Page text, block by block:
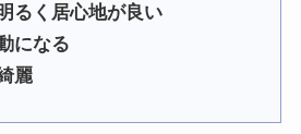
るく居心地が良い
になる
麗